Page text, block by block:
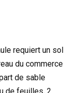
requiert un sol
du commerce
de sable